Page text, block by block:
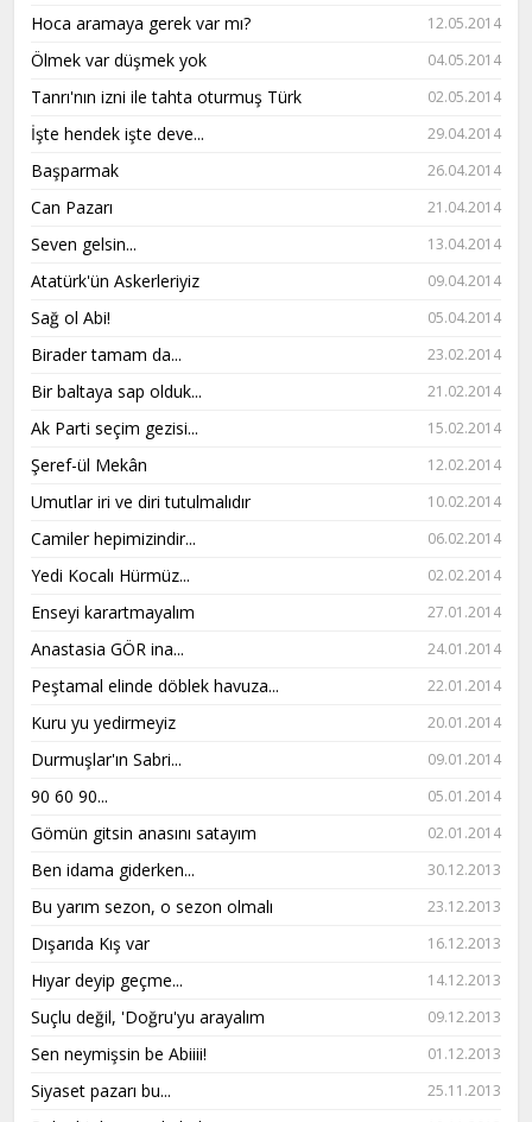
Hoca aramaya gerek var mı? 12.05.2014
Ölmek var düşmek yok 04.05.2014
Tanrı'nın izni ile tahta oturmuş Türk 02.05.2014
İşte hendek işte deve... 29.04.2014
Başparmak 26.04.2014
Can Pazarı 21.04.2014
Seven gelsin... 13.04.2014
Atatürk'ün Askerleriyiz 09.04.2014
Sağ ol Abi! 05.04.2014
Birader tamam da... 23.02.2014
Bir baltaya sap olduk... 21.02.2014
Ak Parti seçim gezisi... 15.02.2014
Şeref-ül Mekân 12.02.2014
Umutlar iri ve diri tutulmalıdır 10.02.2014
Camiler hepimizindir... 06.02.2014
Yedi Kocalı Hürmüz... 02.02.2014
Enseyi karartmayalım 27.01.2014
Anastasia GÖR ina... 24.01.2014
Peştamal elinde döblek havuza... 22.01.2014
Kuru yu yedirmeyiz 20.01.2014
Durmuşlar'ın Sabri... 09.01.2014
90 60 90... 05.01.2014
Gömün gitsin anasını satayım 02.01.2014
Ben idama giderken... 30.12.2013
Bu yarım sezon, o sezon olmalı 23.12.2013
Dışarıda Kış var 16.12.2013
Hıyar deyip geçme... 14.12.2013
Suçlu değil, 'Doğru'yu arayalım 09.12.2013
Sen neymişsin be Abiiii! 01.12.2013
Siyaset pazarı bu... 25.11.2013